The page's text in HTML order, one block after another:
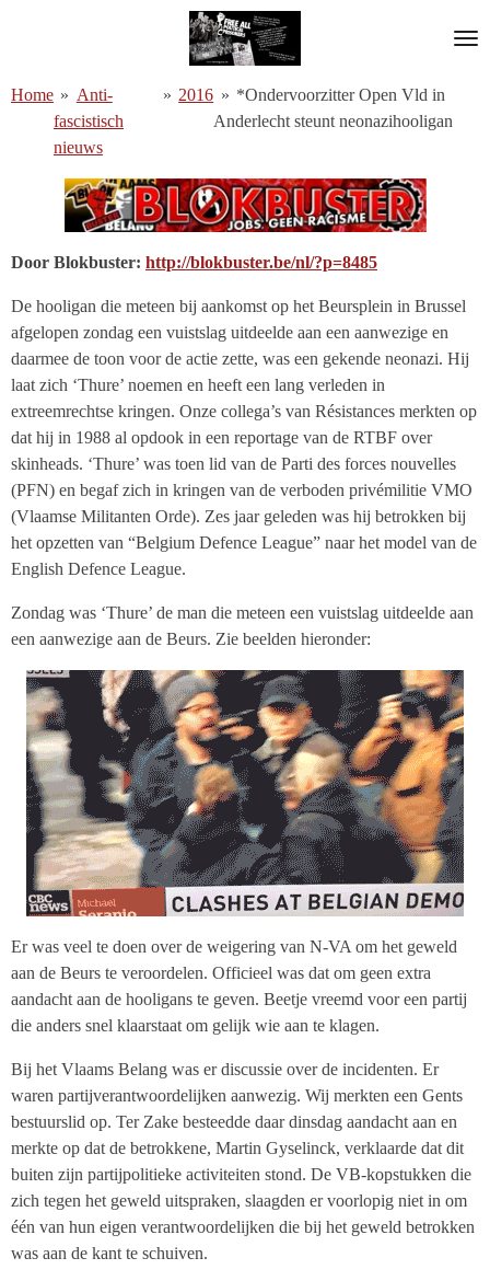
de
hoofdinhoud
Home » Anti-
fascistisch
nieuws
» 2016 » *Ondervoorzitter Open Vld in
Anderlecht steunt neonazihooligan
Door Blokbuster: http://blokbuster.be/nl/?p=8485
De hooligan die meteen bij aankomst op het Beursplein in Brussel
afgelopen zondag een vuistslag uitdeelde aan een aanwezige en
daarmee de toon voor de actie zette, was een gekende neonazi. Hij
laat zich ‘Thure’ noemen en heeft een lang verleden in
extreemrechtse kringen. Onze collega’s van Résistances merkten op
dat hij in 1988 al opdook in een reportage van de RTBF over
skinheads. ‘Thure’ was toen lid van de Parti des forces nouvelles
(PFN) en begaf zich in kringen van de verboden privémilitie VMO
(Vlaamse Militanten Orde). Zes jaar geleden was hij betrokken bij
het opzetten van “Belgium Defence League” naar het model van de
English Defence League.
Zondag was ‘Thure’ de man die meteen een vuistslag uitdeelde aan
een aanwezige aan de Beurs. Zie beelden hieronder:
Er was veel te doen over de weigering van N-VA om het geweld
aan de Beurs te veroordelen. Officieel was dat om geen extra
aandacht aan de hooligans te geven. Beetje vreemd voor een partij
die anders snel klaarstaat om gelijk wie aan te klagen.
Bij het Vlaams Belang was er discussie over de incidenten. Er
waren partijverantwoordelijken aanwezig. Wij merkten een Gents
bestuurslid op. Ter Zake besteedde daar dinsdag aandacht aan en
merkte op dat de betrokkene, Martin Gyselinck, verklaarde dat dit
buiten zijn partijpolitieke activiteiten stond. De VB-kopstukken die
zich tegen het geweld uitspraken, slaagden er voorlopig niet in om
één van hun eigen verantwoordelijken die bij het geweld betrokken
was aan de kant te schuiven.